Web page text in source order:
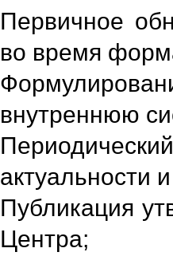
Первичное
во время
внутреннюю
актуальности
Публикация
Центра;